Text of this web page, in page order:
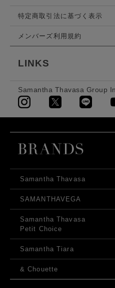
特定商取引法に基づく表示
メンバーズ利用規約
LINKS
Samantha Thavasa Group
Samantha Thavasa
SAMANTHAVEGA
Samantha Thavasa
Petit Choice
Samantha Tiara
& Chouette